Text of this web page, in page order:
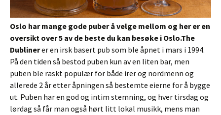
Oslo har mange gode puber å velge mellom og her er en
oversikt over 5 av de beste du kan besøke i Oslo.The
Dublinerer en irsk basert pub som ble åpnet i mars i 1994.
På den tiden så bestod puben kun av en liten bar, men
puben ble raskt populær for både irer og nordmenn og
allerede 2 år etter åpningen så bestemte eierne for å bygge
ut. Puben har en god og intim stemning, og hver tirsdag og
lørdag så får man også hørt litt lokal musikk, mens man